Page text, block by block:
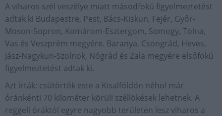
A viharos szél veszélye miatt másodfokú figyelmeztetést
adtak ki Budapestre, Pest, Bács-Kiskun, Fejér, Győr-
Moson-Sopron, Komárom-Esztergom, Somogy, Tolna,
Vas és Veszprém megyére. Baranya, Csongrád, Heves,
Jász-Nagykun-Szolnok, Nógrád és Zala megyére elsőfokú
figyelmeztetést adtak ki.
Azt írták: csütörtök este a Kisalföldön néhol már
óránkénti 70 kilométer körüli széllökések lehetnek. A
reggeli óráktól egyre nagyobb területen lesz viharos a